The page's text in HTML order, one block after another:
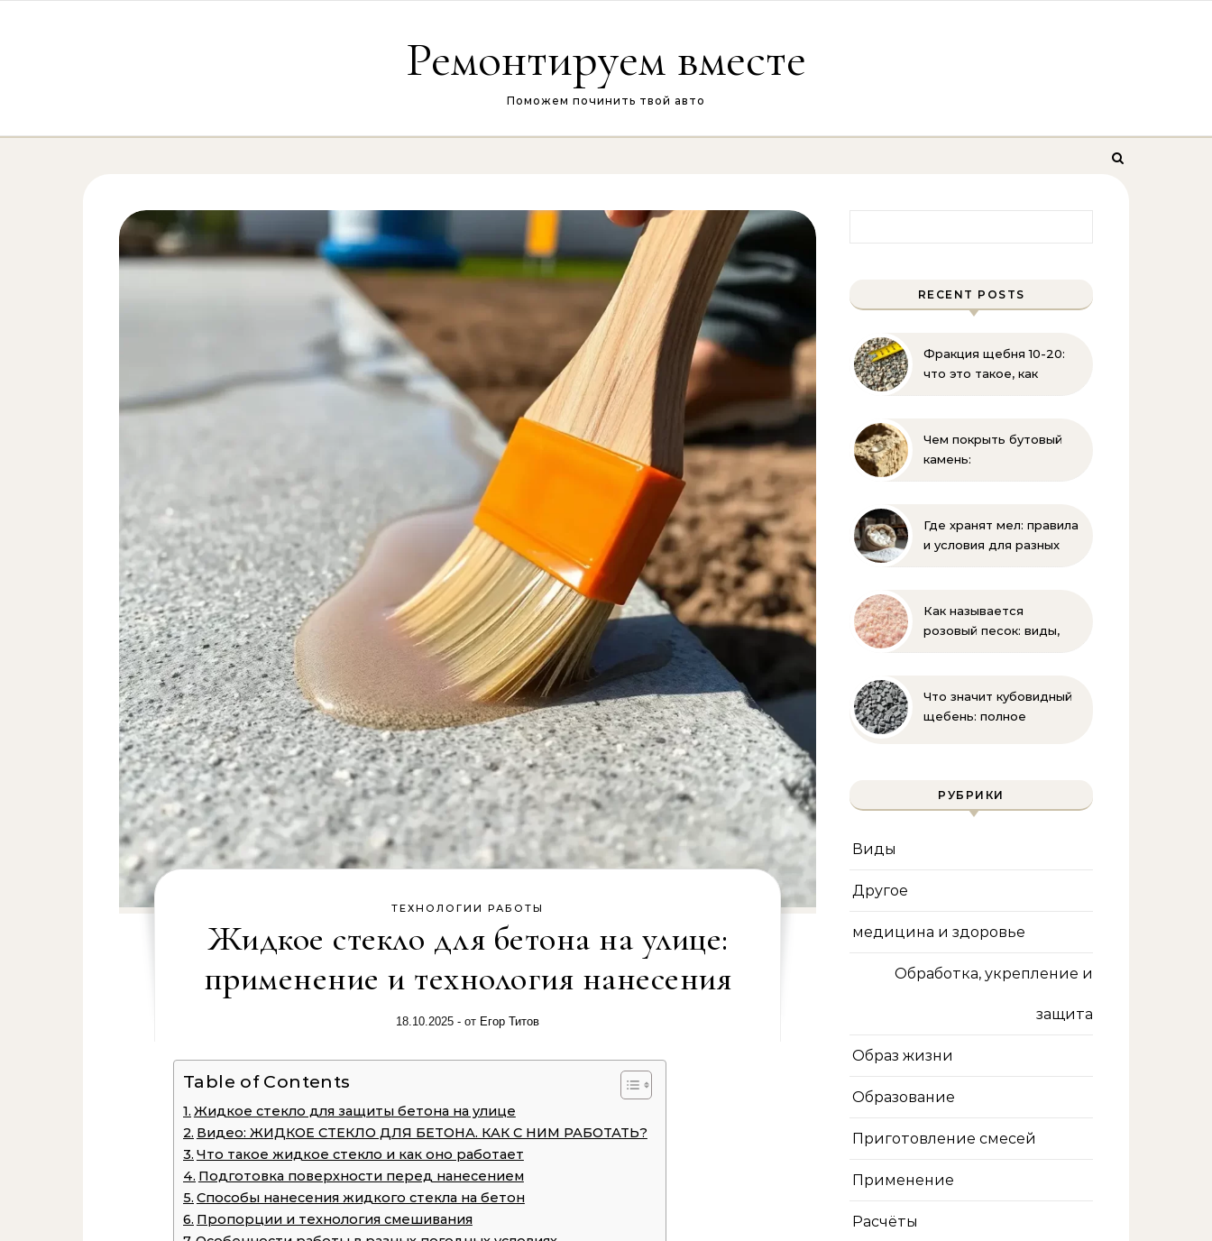
Ремонтируем вместе
Поможем починить твой авто
ТЕХНОЛОГИИ РАБОТЫ
Жидкое стекло для бетона на улице:
применение и технология нанесения
18.10.2025 - от Егор Титов
Table of Contents
Жидкое стекло для защиты бетона на улице
Видео: ЖИДКОЕ СТЕКЛО ДЛЯ БЕТОНА. КАК С НИМ РАБОТАТЬ?
Что такое жидкое стекло и как оно работает
Подготовка поверхности перед нанесением
Способы нанесения жидкого стекла на бетон
Пропорции и технология смешивания
RECENT POSTS
Фракция щебня 10-20:
что это такое, как
Чем покрыть бутовый
камень:
известняка
Где хранят мел: правила
и условия для разных
Как называется
розовый песок: виды,
Что значит кубовидный
щебень: полное
РУБРИКИ
Виды
Другое
медицина и здоровье
Обработка, укрепление и
защита
Образ жизни
Образование
Приготовление смесей
Применение
Расчёты